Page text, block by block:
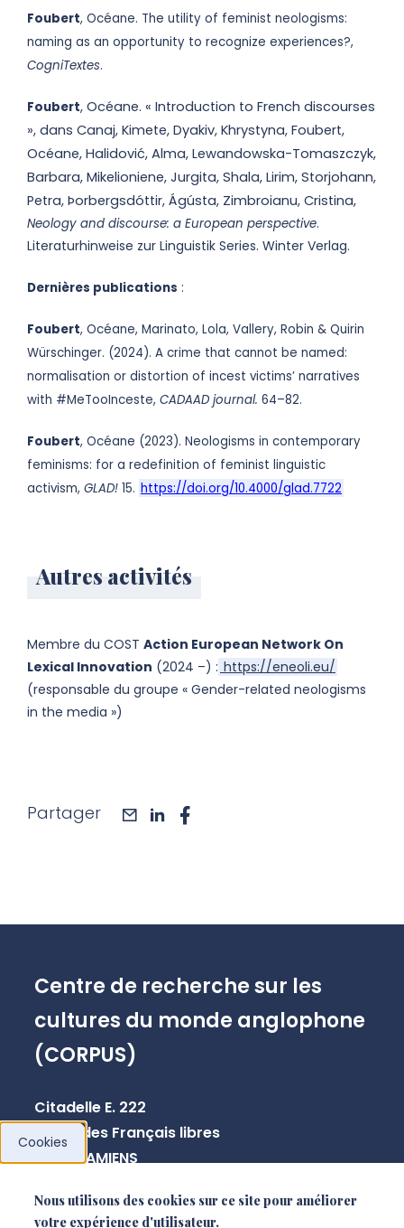
Foubert, Océane. The utility of feminist neologisms:
naming as an opportunity to recognize experiences?,
CogniTextes.
Foubert, Océane. « Introduction to French discourses
», dans Canaj, Kimete, Dyakiv, Khrystyna, Foubert,
Océane, Halidović, Alma, Lewandowska-Tomaszczyk,
Barbara, Mikelioniene, Jurgita, Shala, Lirim, Storjohann,
Petra, Þorbergsdóttir, Ágústa, Zimbroianu, Cristina,
Neology and discourse: a European perspective.
Literaturhinweise zur Linguistik Series. Winter Verlag.
Dernières publications :
Foubert, Océane, Marinato, Lola, Vallery, Robin & Quirin
Würschinger. (2024). A crime that cannot be named:
normalisation or distortion of incest victims’ narratives
with #MeTooInceste, CADAAD journal. 64–82.
Foubert, Océane (2023). Neologisms in contemporary
feminisms: for a redefinition of feminist linguistic
activism, GLAD! 15. https://doi.org/10.4000/glad.7722
Autres activités
Membre du COST Action European Network On
Lexical Innovation (2024 –) : https://eneoli.eu/
(responsable du groupe « Gender-related neologisms
in the media »)
Partager maillinkedin
Centre de recherche sur les
cultures du monde anglophone
(CORPUS)
Citadelle E. 222
10 rue des Français libres
80080 AMIENS
Cookies
Nous utilisons des cookies sur ce site pour améliorer
votre expérience d'utilisateur.